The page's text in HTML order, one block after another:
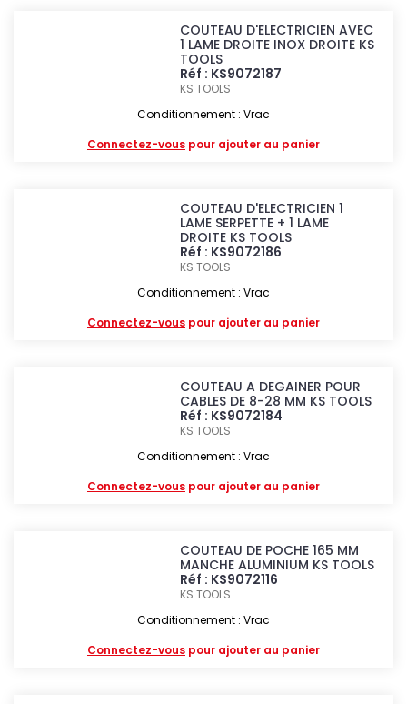
COUTEAU D'ELECTRICIEN AVEC
1 LAME DROITE INOX DROITE KS
TOOLS
Réf : KS9072187
KS TOOLS
Conditionnement : Vrac
Connectez-vous pour ajouter au panier
COUTEAU D'ELECTRICIEN 1
LAME SERPETTE + 1 LAME
DROITE KS TOOLS
Réf : KS9072186
KS TOOLS
Conditionnement : Vrac
Connectez-vous pour ajouter au panier
COUTEAU A DEGAINER POUR
CABLES DE 8-28 MM KS TOOLS
Réf : KS9072184
KS TOOLS
Conditionnement : Vrac
Connectez-vous pour ajouter au panier
COUTEAU DE POCHE 165 MM
MANCHE ALUMINIUM KS TOOLS
Réf : KS9072116
KS TOOLS
Conditionnement : Vrac
Connectez-vous pour ajouter au panier